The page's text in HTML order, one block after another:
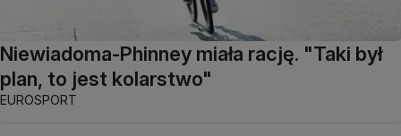
Niewiadoma-Phinney miała rację. "Taki był
plan, to jest kolarstwo"
EUROSPORT